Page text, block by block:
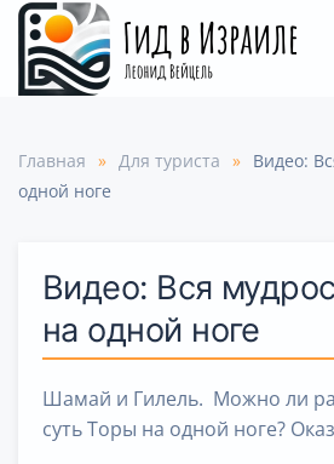
Перейти
к
Главная Для туриста
Видео:
одной ноге
Видео: Вся
на одной ноге
Шамай и Гилель. Можно ли
суть Торы на одной ноге?